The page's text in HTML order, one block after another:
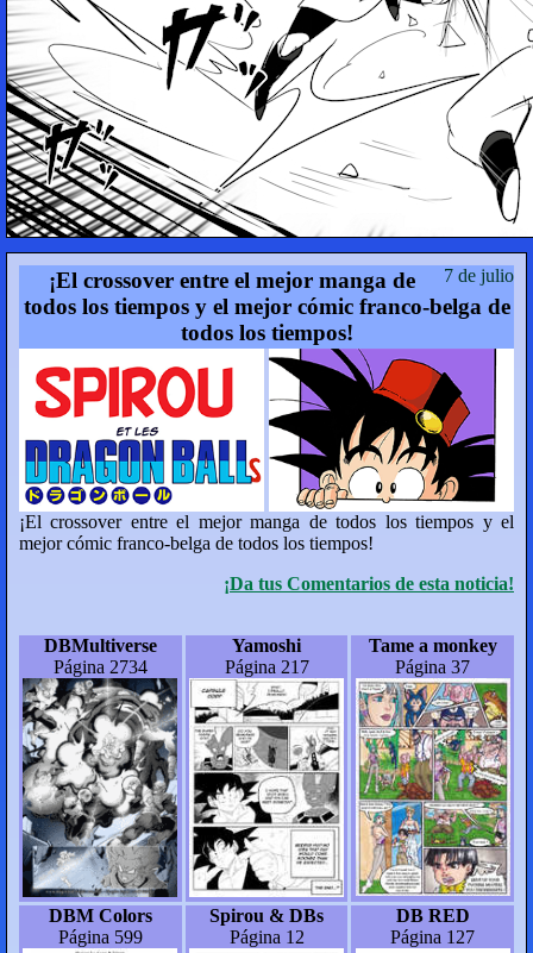
7 de julio
¡El crossover entre el mejor manga de
todos los tiempos y el mejor cómic franco-belga de
todos los tiempos!
¡El crossover entre el mejor manga de todos los tiempos y el
mejor cómic franco-belga de todos los tiempos!
¡Da tus Comentarios de esta noticia!
DBMultiverse
Página 2734
Yamoshi
Página 217
Tame a monkey
Página 37
DBM Colors
Página 599
Spirou & DBs
Página 12
DB RED
Página 127